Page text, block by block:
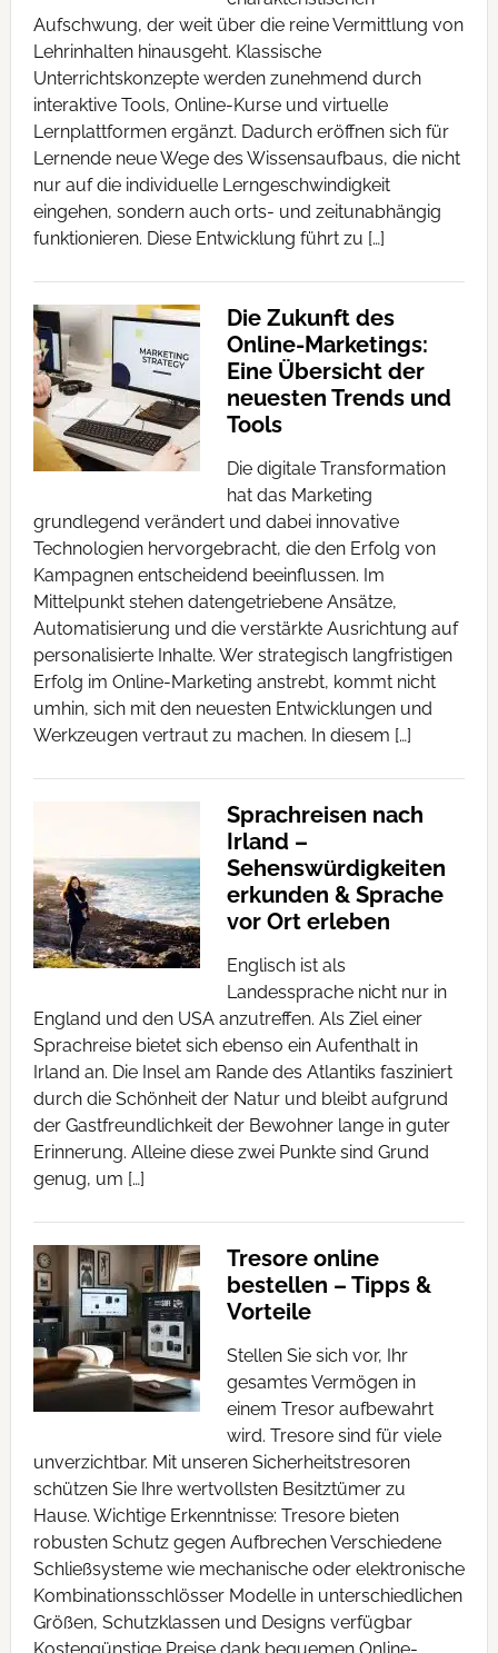
Aufschwung, der weit über die reine Vermittlung von
Lehrinhalten hinausgeht. Klassische
Unterrichtskonzepte werden zunehmend durch
interaktive Tools, Online-Kurse und virtuelle
Lernplattformen ergänzt. Dadurch eröffnen sich für
Lernende neue Wege des Wissensaufbaus, die nicht
nur auf die individuelle Lerngeschwindigkeit
eingehen, sondern auch orts- und zeitunabhängig
funktionieren. Diese Entwicklung führt zu […]
Die Zukunft des
Online-Marketings:
Eine Übersicht der
neuesten Trends und
Tools
Die digitale Transformation
hat das Marketing
grundlegend verändert und dabei innovative
Technologien hervorgebracht, die den Erfolg von
Kampagnen entscheidend beeinflussen. Im
Mittelpunkt stehen datengetriebene Ansätze,
Automatisierung und die verstärkte Ausrichtung auf
personalisierte Inhalte. Wer strategisch langfristigen
Erfolg im Online-Marketing anstrebt, kommt nicht
umhin, sich mit den neuesten Entwicklungen und
Werkzeugen vertraut zu machen. In diesem […]
Sprachreisen nach
Irland –
Sehenswürdigkeiten
erkunden & Sprache
vor Ort erleben
Englisch ist als
Landessprache nicht nur in
England und den USA anzutreffen. Als Ziel einer
Sprachreise bietet sich ebenso ein Aufenthalt in
Irland an. Die Insel am Rande des Atlantiks fasziniert
durch die Schönheit der Natur und bleibt aufgrund
der Gastfreundlichkeit der Bewohner lange in guter
Erinnerung. Alleine diese zwei Punkte sind Grund
genug, um […]
Tresore online
bestellen – Tipps &
Vorteile
Stellen Sie sich vor, Ihr
gesamtes Vermögen in
einem Tresor aufbewahrt
wird. Tresore sind für viele
unverzichtbar. Mit unseren Sicherheitstresoren
schützen Sie Ihre wertvollsten Besitztümer zu
Hause. Wichtige Erkenntnisse: Tresore bieten
robusten Schutz gegen Aufbrechen Verschiedene
Schließsysteme wie mechanische oder elektronische
Kombinationsschlösser Modelle in unterschiedlichen
Größen, Schutzklassen und Designs verfügbar